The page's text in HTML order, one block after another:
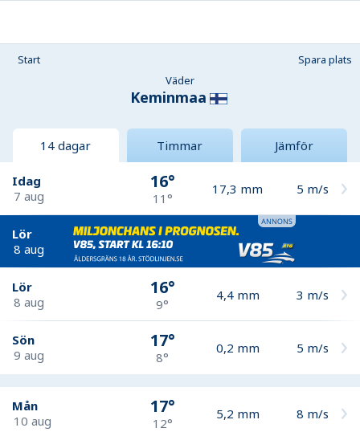
Start
Spara plats
Väder
Keminmaa
14 dagar Timmar Jämför
Idag
7 aug
16°
11°
17,3 mm 5 m/s
Lör
8 aug
Lör
8 aug
16°
9°
4,4 mm 3 m/s
Sön
9 aug
17°
8°
0,2 mm 5 m/s
Mån
10 aug
17°
12°
5,2 mm 8 m/s